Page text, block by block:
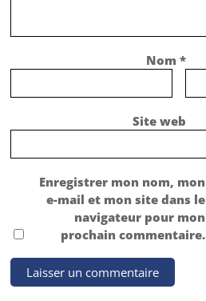
Nom*
Site web
Enregistrer mon nom, mon
e-mail et mon site dans le
navigateur pour mon
prochain commentaire.